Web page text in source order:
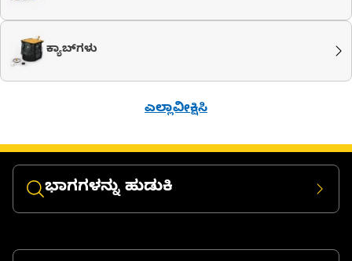
ಕ್ಯಾಬ್​ಗಳು
ಎಲ್ಲಾವೀಕ್ಷಿಸಿ
ಭಾಗಗಳನ್ನು ಹುಡುಕಿ